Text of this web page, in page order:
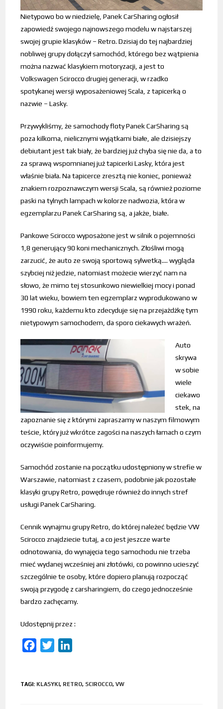
Nietypowo bo w niedzielę, Panek CarSharing ogłosił
zapowiedź swojego najnowszego modelu w najstarszej
swojej grupie klasyków – Retro. Dzisiaj do tej najbardziej
nobliwej grupy dołączył samochód, którego bez wątpienia
można nazwać klasykiem motoryzacji, a jest to
Volkswagen Scirocco drugiej generacji, w rzadko
spotykanej wersji wyposażeniowej Scala, z tapicerką o
nazwie – Lasky.
Przywykliśmy, że samochody floty Panek CarSharing są
poza kilkoma, nielicznymi wyjątkami białe, ale dzisiejszy
debiutant jest tak biały, że bardziej już chyba się nie da, a to
za sprawą wspomnianej już tapicerki Lasky, która jest
właśnie biała. Na tapicerce zresztą nie koniec, ponieważ
znakiem rozpoznawczym wersji Scala, są również poziome
paski na tylnych lampach w kolorze nadwozia, która w
egzemplarzu Panek CarSharing są, a jakże, białe.
Pankowe Scirocco wyposażone jest w silnik o pojemności
1,8 generujący 90 koni mechanicznych. Złośliwi mogą
zarzucić, że auto ze swoją sportową sylwetką…. wygląda
szybciej niż jedzie, natomiast możecie wierzyć nam na
słowo, że mimo tej stosunkowo niewielkiej mocy i ponad
30 lat wieku, bowiem ten egzemplarz wyprodukowano w
1990 roku, każdemu kto zdecyduje się na przejażdżkę tym
nietypowym samochodem, da sporo ciekawych wrażeń.
Auto
skrywa
w sobie
wiele
ciekawo
stek, na
zapoznanie się z którymi zapraszamy w naszym filmowym
teście, który już wkrótce zagości na naszych łamach o czym
oczywiście poinformujemy.
Samochód zostanie na początku udostępniony w strefie w
Warszawie, natomiast z czasem, podobnie jak pozostałe
klasyki grupy Retro, powędruje również do innych stref
usługi Panek CarSharing.
Cennik wynajmu grupy Retro, do której należeć będzie VW
Scirocco znajdziecie tutaj, a co jest jeszcze warte
odnotowania, do wynajęcia tego samochodu nie trzeba
mieć wydanej wcześniej ani złotówki, co powinno ucieszyć
szczególnie te osoby, które dopiero planują rozpocząć
swoją przygodę z carsharingiem, do czego jednocześnie
bardzo zachęcamy.
Udostępnij przez :
e
t
k
TAGI : KLASYKI, RETRO, SCIROCCO, VW